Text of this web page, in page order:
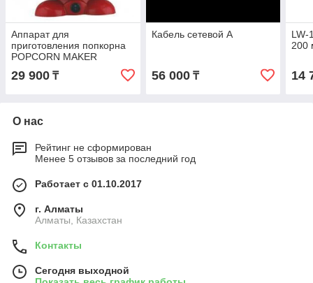
Аппарат для
приготовления попкорна
POPCORN MAKER
29 900 ₸
Кабель сетевой A
56 000₸
LW-
200
14
О нас
Рейтинг не сформирован
Менее 5 отзывов за последний год
Работает с 01.10.2017
г. Алматы
Алматы, Казахстан
Контакты
Сегодня выходной